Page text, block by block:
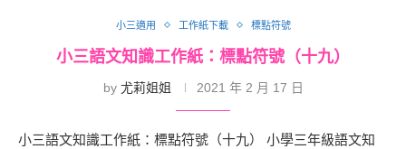
小三適用 工作紙下載 標點符號
小三語文知識工作紙：標點符號（十九）
by 尤莉姐姐 2021 年 2 月 17 日
小三語文知識工作紙：標點符號（十九） 小學三年級語文知